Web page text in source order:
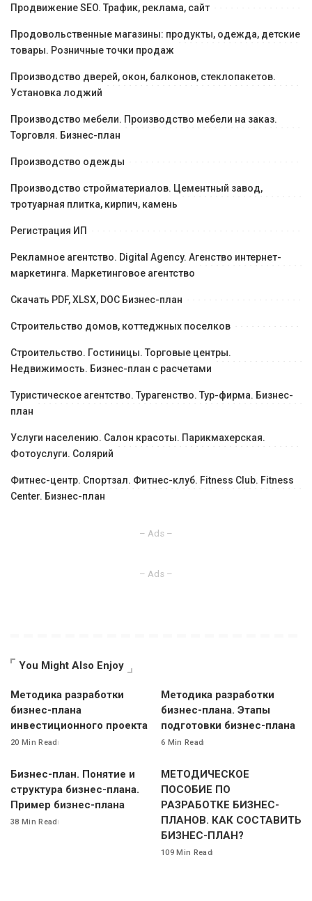
Продвижение SEO. Трафик, реклама, сайт
Продовольственные магазины: продукты, одежда, детские
товары. Розничные точки продаж
Производство дверей, окон, балконов, стеклопакетов.
Установка лоджий
Производство мебели. Производство мебели на заказ.
Торговля. Бизнес-план
Производство одежды
Производство стройматериалов. Цементный завод,
тротуарная плитка, кирпич, камень
Регистрация ИП
Рекламное агентство. Digital Agency. Агенство интернет-
маркетинга. Маркетинговое агентство
Скачать PDF, XLSX, DOC Бизнес-план
Строительство домов, коттеджных поселков
Строительство. Гостиницы. Торговые центры.
Недвижимость. Бизнес-план с расчетами
Туристическое агентство. Турагенство. Тур-фирма. Бизнес-
план
Услуги населению. Салон красоты. Парикмахерская.
Фотоуслуги. Солярий
Фитнес-центр. Спортзал. Фитнес-клуб. Fitness Club. Fitness
Center. Бизнес-план
– Ads –
– Ads –
You Might Also Enjoy
Методика разработки
бизнес-плана
инвестиционного проекта
20 Min Read
Методика разработки
бизнес-плана. Этапы
подготовки бизнес-плана
6 Min Read
Бизнес-план. Понятие и
структура бизнес-плана.
Пример бизнес-плана
38 Min Read
МЕТОДИЧЕСКОЕ
ПОСОБИЕ ПО
РАЗРАБОТКЕ БИЗНЕС-
ПЛАНОВ. КАК СОСТАВИТЬ
БИЗНЕС-ПЛАН?
109 Min Read